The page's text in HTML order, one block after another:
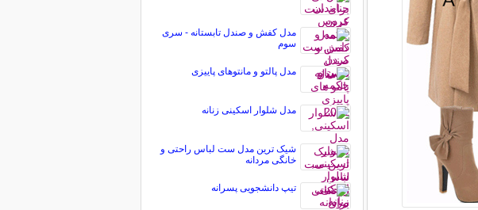
مدل کفش و صندل تابستانه - سری
سوم
مدل پالتو و مانتوهای پاییزی
مدل شلوار اسکینی زنانه
شیک ترین مدل ست لباس راحتی و
خانگی مردانه
تیپ دانشجویی پسرانه